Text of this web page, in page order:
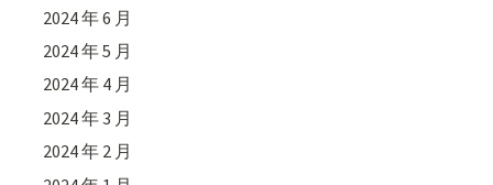
2024 年 6 月
2024 年 5 月
2024 年 4 月
2024 年 3 月
2024 年 2 月